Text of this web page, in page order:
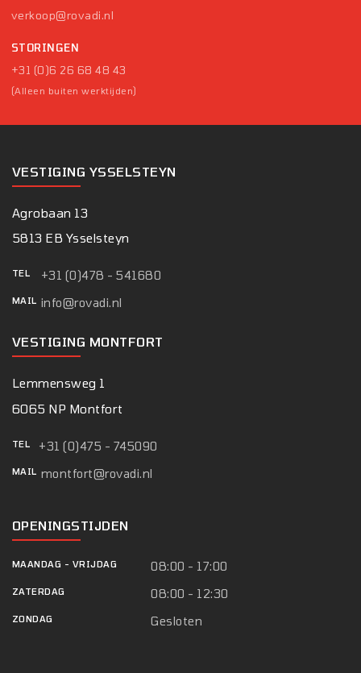
verkoop@rovadi.nl
STORINGEN
+31 (0)6 26 68 48 43
(Alleen buiten werktijden)
VESTIGING YSSELSTEYN
Agrobaan 13
5813 EB Ysselsteyn
TEL +31 (0)478 - 541680
MAIL info@rovadi.nl
VESTIGING MONTFORT
Lemmensweg 1
6065 NP Montfort
TEL +31 (0)475 - 745090
MAIL montfort@rovadi.nl
OPENINGSTIJDEN
MAANDAG - VRIJDAG 08:00 - 17:00
ZATERDAG 08:00 - 12:30
ZONDAG Gesloten